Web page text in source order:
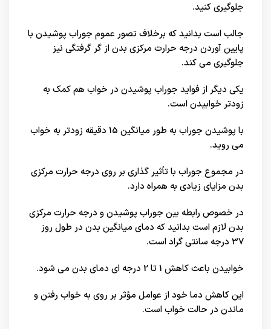
جلوگیری کنید.
جالب است بدانید که برخلاف تصور عموم جوراب پوشیدن با
پایین آوردن درجه حرارت مرکزی بدن از گر گرفتگی نیز
جلوگیری می کند.
یکی دیگر از فواید جوراب پوشیدن در خواب هم کمک به
زودتر خوابیدن است.
با پوشیدن جوراب به طور میانگین 15 دقیقه زودتر به خواب
می روید.
در مجموع جوراب با تأثیر گذاری بر روی درجه حرارت مرکزی
بدن مزایای زیادی به همراه دارد.
در خصوص رابطه بین جوراب پوشیدن و درجه حرارت مرکزی
بدن لازم است بدانید که دمای میانگین بدن در طول روز
37 درجه سانتی گراد است.
خوابیدن باعث کاهش 1 تا 2 درجه ای دمای بدن می شود.
این کاهش دما خود از عوامل مؤثر بر روی به خواب رفتن و
ماندن در حالت خواب است.